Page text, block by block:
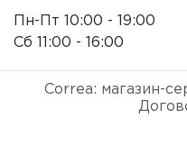
Пн-Пт 10:00 - 19:00
Сб 11:00 - 16:00
Correa: магазин-